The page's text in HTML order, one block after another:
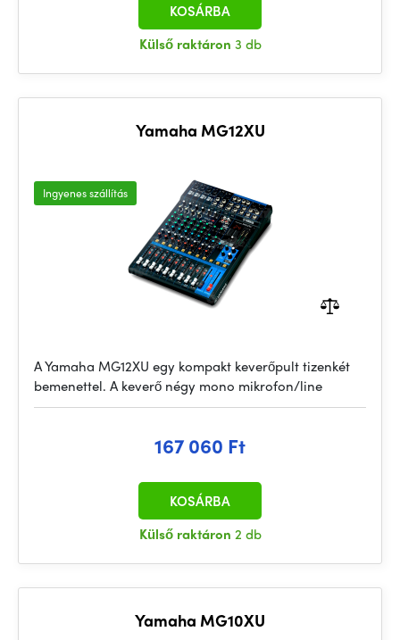
Külső raktáron 3 db
KOSÁRBA
Yamaha MG12XU
Ingyenes szállítás
A Yamaha MG12XU egy kompakt keverőpult tizenkét
bemenettel. A keverő négy mono mikrofon/line
167 060 Ft
Külső raktáron 2 db
KOSÁRBA
Yamaha MG10XU